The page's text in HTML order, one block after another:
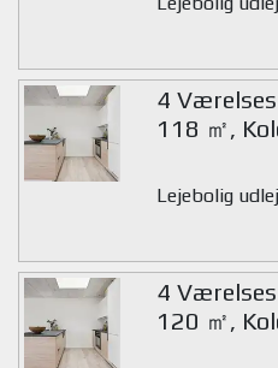
4
118 ㎡,
Lejebolig
4
120 ㎡,